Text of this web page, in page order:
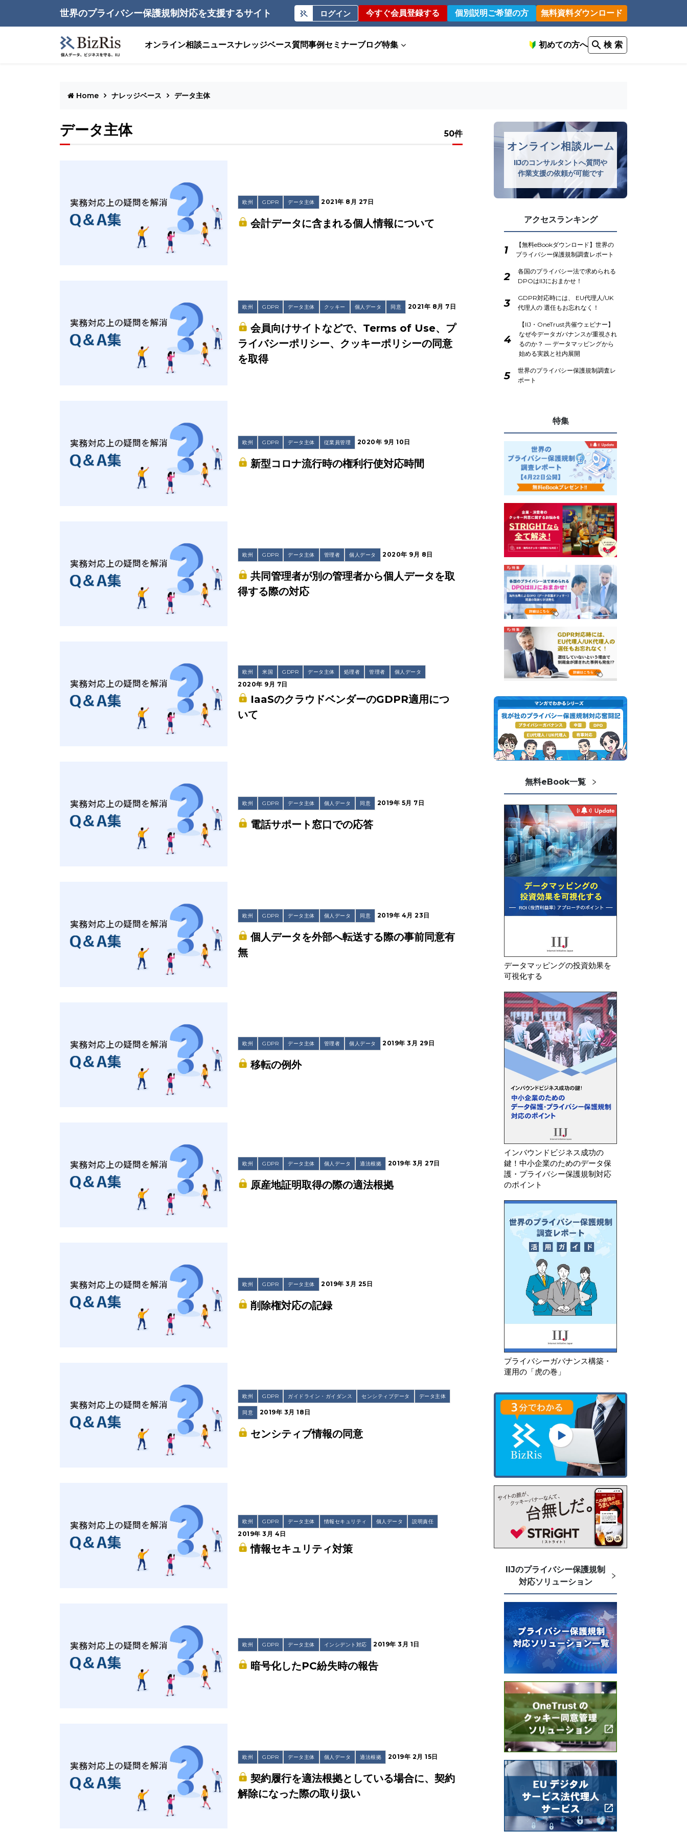
世界のプライバシー保護規制対応を支援するサイト ログイン 今すぐ会員登録する 個別説明ご希望の方 無料資料ダウンロード
オンライン相談ニュースナレッジベース質問事例 セミナーブログ特集 初めての方へ 検 索
Home ナレッジベース データ主体
データ主体 50件
欧州 GDPR データ主体 2021年 8月 27日
会計データに含まれる個人情報について
欧州 GDPR データ主体 クッキー 個人データ 同意 2021年 8月 7日
会員向けサイトなどで、Terms of Use、プ
ライバシーポリシー、クッキーポリシーの同意
を取得
欧州 GDPR データ主体 従業員管理 2020年 9月 10日
新型コロナ流行時の権利行使対応時間
欧州 GDPR データ主体 管理者 個人データ 2020年 9月 8日
共同管理者が別の管理者から個人データを取
得する際の対応
欧州 米国 GDPR データ主体 処理者 管理者 個人データ
2020年 9月 7日
IaaSのクラウドベンダーのGDPR適用につ
いて
欧州 GDPR データ主体 個人データ 同意 2019年 5月 7日
電話サポート窓口での応答
欧州 GDPR データ主体 個人データ 同意 2019年 4月 23日
個人データを外部へ転送する際の事前同意有
無
欧州 GDPR データ主体 管理者 個人データ 2019年 3月 29日
移転の例外
欧州 GDPR データ主体 個人データ 適法根拠 2019年 3月 27日
原産地証明取得の際の適法根拠
欧州 GDPR データ主体 2019年 3月 25日
削除権対応の記録
欧州 GDPR ガイドライン・ガイダンス センシティブデータ データ主体
同意 2019年 3月 18日
センシティブ情報の同意
欧州 GDPR データ主体 情報セキュリティ 個人データ 説明責任
2019年 3月 4日
情報セキュリティ対策
欧州 GDPR データ主体 インシデント対応 2019年 3月 1日
暗号化したPC紛失時の報告
欧州 GDPR データ主体 個人データ 適法根拠 2019年 2月 15日
契約履行を適法根拠としている場合に、契約
解除になった際の取り扱い
オンライン相談ルーム
IIJのコンサルタントへ質問や
作業支援の依頼が可能です
アクセスランキング
1
【無料eBookダウンロード】世界の
プライバシー保護規制調査レポート
2
各国のプライバシー法で求められる
DPOはIIJにおまかせ！
3
GDPR対応時には、 EU代理人/UK
代理人の 選任もお忘れなく！
4
【IIJ・OneTrust共催ウェビナー】
なぜ今データガバナンスが重視され
るのか？ ― データマッピングから
始める実践と社内展開
5
世界のプライバシー保護規制調査レ
ポート
特集
無料eBook一覧
データマッピングの投資効果を
可視化する
インバウンドビジネス成功の
鍵！中小企業のためのデータ保
護・プライバシー保護規制対応
のポイント
プライバシーガバナンス構築・
運用の「虎の巻」
IIJのプライバシー保護規制
対応ソリューション